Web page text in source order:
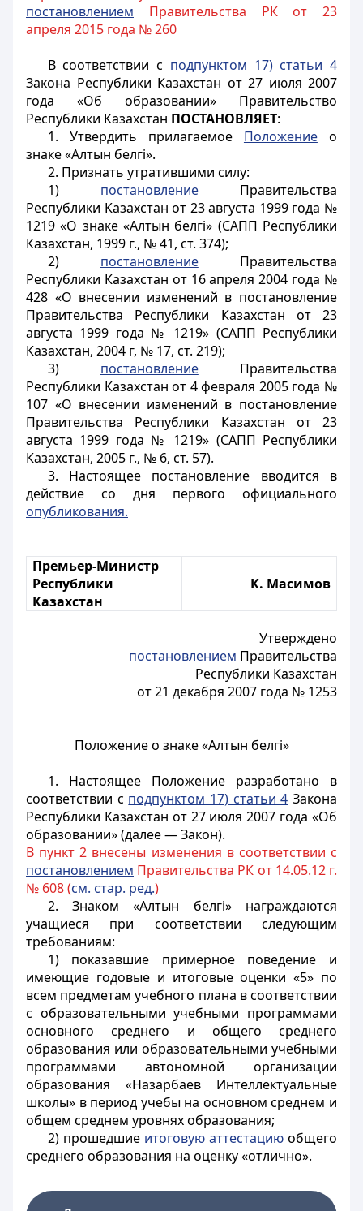
постановлением Правительства РК от 23
апреля 2015 года № 260
В соответствии с подпунктом 17) статьи 4
Закона Республики Казахстан от 27 июля 2007
года «Об образовании» Правительство
Республики Казахстан ПОСТАНОВЛЯЕТ:
1. Утвердить прилагаемое Положениео
знаке «Алтын белгі».
2. Признать утратившими силу:
1) постановлениеПравительства
Республики Казахстан от 23 августа 1999 года №
1219 «О знаке «Алтын белгі» (САПП Республики
Казахстан, 1999 г., № 41, ст. 374);
2) постановлениеПравительства
Республики Казахстан от 16 апреля 2004 года №
428 «О внесении изменений в постановление
Правительства Республики Казахстан от 23
августа 1999 года № 1219» (САПП Республики
Казахстан, 2004 г, № 17, ст. 219);
3) постановлениеПравительства
Республики Казахстан от 4 февраля 2005 года №
107 «О внесении изменений в постановление
Правительства Республики Казахстан от 23
августа 1999 года № 1219» (САПП Республики
Казахстан, 2005 г., № 6, ст. 57).
3. Настоящее постановление вводится в
действие со дня первого официального
опубликования.
Премьер-Министр
Республики
Казахстан
К. Масимов
Утверждено
постановлением Правительства
Республики Казахстан
от 21 декабря 2007 года № 1253
Положение о знаке «Алтын белгі»
1. Настоящее Положение разработано в
соответствии с подпунктом 17) статьи 4 Закона
Республики Казахстан от 27 июля 2007 года «Об
образовании» (далее — Закон).
В пункт 2 внесены изменения в соответствии с
постановлением Правительства РК от 14.05.12 г.
№ 608 (см. стар. ред.)
2. Знаком «Алтын белгі» награждаются
учащиеся при соответствии следующим
требованиям:
1) показавшие примерное поведение и
имеющие годовые и итоговые оценки «5» по
всем предметам учебного плана в соответствии
с образовательными учебными программами
основного среднего и общего среднего
образования или образовательными учебными
программами автономной организации
образования «Назарбаев Интеллектуальные
школы» в период учебы на основном среднем и
общем среднем уровнях образования;
2) прошедшие итоговую аттестациюобщего
среднего образования на оценку «отлично».